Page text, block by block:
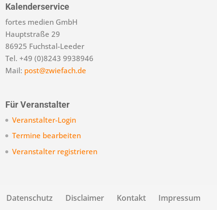
Kalenderservice
fortes medien GmbH
Hauptstraße 29
86925 Fuchstal-Leeder
Tel. +49 (0)8243 9938946
Mail: post@zwiefach.de
Für Veranstalter
Veranstalter-Login
Termine bearbeiten
Veranstalter registrieren
Datenschutz Disclaimer Kontakt Impressum